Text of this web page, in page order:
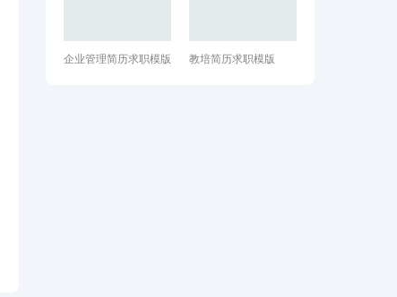
企业管理简历求职模版 教培简历求职模版